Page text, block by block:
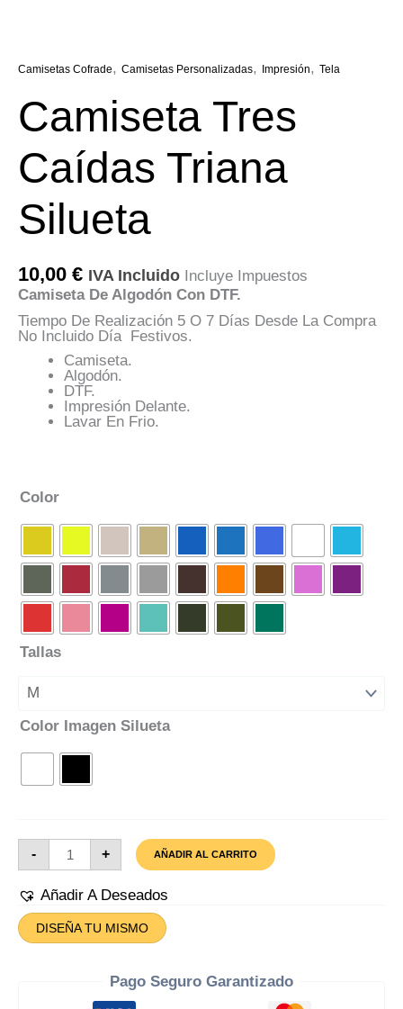
Camisetas Cofrade, Camisetas Personalizadas, Impresión, Tela
Camiseta Tres
Caídas Triana
Silueta
10,00 € IVA Incluido Incluye Impuestos
Camiseta De Algodón Con DTF.
Tiempo De Realización 5 O 7 Días Desde La Compra
No Incluido Día Festivos.
Camiseta.
Algodón.
DTF.
Impresión Delante.
Lavar En Frio.
Color
Tallas
Color Imagen Silueta
-
Camiseta
Tres
Caídas
Triana
Cantidad
+ AÑADIR AL CARRITO
Añadir A Deseados
DISEÑA TU MISMO
Pago Seguro Garantizado